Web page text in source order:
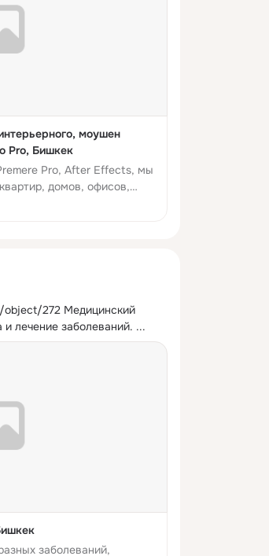
моушен
Pro, Бишкек
Pro, After Effects, мы
домов, офисов,
видео и др. по...
272 Медицинский
и лечение заболеваний. ...
заболеваний,